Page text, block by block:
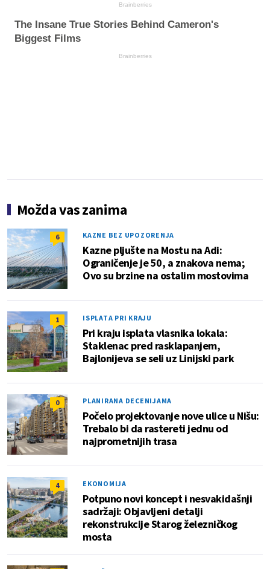
Brainberries
The Insane True Stories Behind Cameron's
Biggest Films
Brainberries
Možda vas zanima
6 KAZNE BEZ UPOZORENJA
Kazne pljušte na Mostu na Adi:
Ograničenje je 50, a znakova nema;
Ovo su brzine na ostalim mostovima
1 ISPLATA PRI KRAJU
Pri kraju isplata vlasnika lokala:
Staklenac pred rasklapanjem,
Bajlonijeva se seli uz Linijski park
0 PLANIRANA DECENIJAMA
Počelo projektovanje nove ulice u Nišu:
Trebalo bi da rastereti jednu od
najprometnijih trasa
4 EKONOMIJA
Potpuno novi koncept i nesvakidašnji
sadržaji: Objavljeni detalji
rekonstrukcije Starog železničkog
mosta